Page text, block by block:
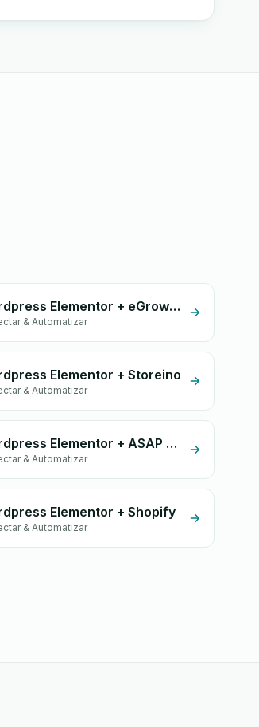
Wordpress Elementor + eGrow Chat Widget
& Automatizar
Elementor + Storeino
& Automatizar
Wordpress Elementor + ASAP Delivery
& Automatizar
Elementor + Shopify
& Automatizar